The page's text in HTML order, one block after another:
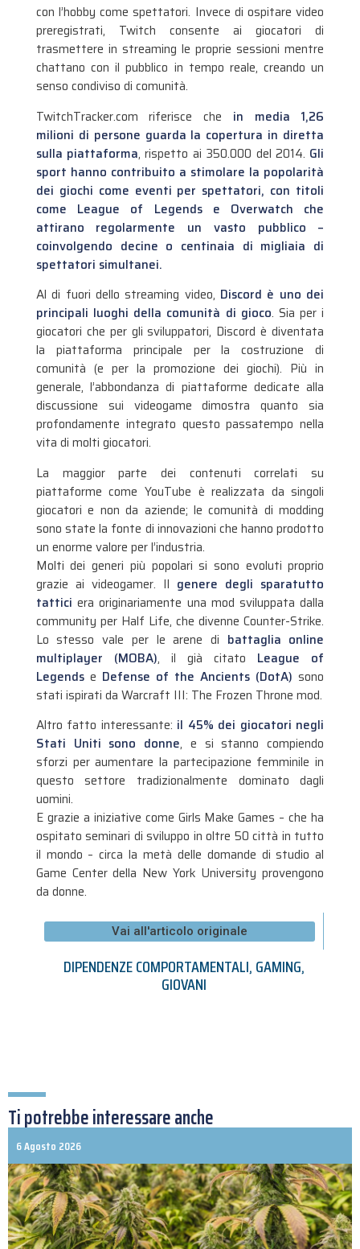
con l’hobby come spettatori. Invece di ospitare video
preregistrati, Twitch consente ai giocatori di
trasmettere in streaming le proprie sessioni mentre
chattano con il pubblico in tempo reale, creando un
senso condiviso di comunità.
TwitchTracker.com riferisce che in media 1,26
milioni di persone guarda la copertura in diretta
sulla piattaforma, rispetto ai 350.000 del 2014. Gli
sport hanno contribuito a stimolare la popolarità
dei giochi come eventi per spettatori, con titoli
come League of Legends e Overwatch che
attirano regolarmente un vasto pubblico –
coinvolgendo decine o centinaia di migliaia di
spettatori simultanei.
Al di fuori dello streaming video, Discord è uno dei
principali luoghi della comunità di gioco. Sia per i
giocatori che per gli sviluppatori, Discord è diventata
la piattaforma principale per la costruzione di
comunità (e per la promozione dei giochi). Più in
generale, l’abbondanza di piattaforme dedicate alla
discussione sui videogame dimostra quanto sia
profondamente integrato questo passatempo nella
vita di molti giocatori.
La maggior parte dei contenuti correlati su
piattaforme come YouTube è realizzata da singoli
giocatori e non da aziende; le comunità di modding
sono state la fonte di innovazioni che hanno prodotto
un enorme valore per l’industria.
Molti dei generi più popolari si sono evoluti proprio
grazie ai videogamer. Il genere degli sparatutto
tatticiera originariamente una mod sviluppata dalla
community per Half Life, che divenne Counter-Strike.
Lo stesso vale per le arene di battaglia online
multiplayer (MOBA), il già citato League of
Legendse Defense of the Ancients (DotA) sono
stati ispirati da Warcraft III: The Frozen Throne mod.
Altro fatto interessante: il 45% dei giocatori negli
Stati Uniti sono donne, e si stanno compiendo
sforzi per aumentare la partecipazione femminile in
questo settore tradizionalmente dominato dagli
uomini.
E grazie a iniziative come Girls Make Games – che ha
ospitato seminari di sviluppo in oltre 50 città in tutto
il mondo – circa la metà delle domande di studio al
Game Center della New York University provengono
da donne.
Vai all'articolo originale
DIPENDENZE COMPORTAMENTALI,GAMING,
GIOVANI
Ti potrebbe interessare anche
6 Agosto 2026